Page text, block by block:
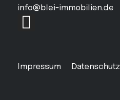
info@blei-immobilien.de
Impressum Datenschutz